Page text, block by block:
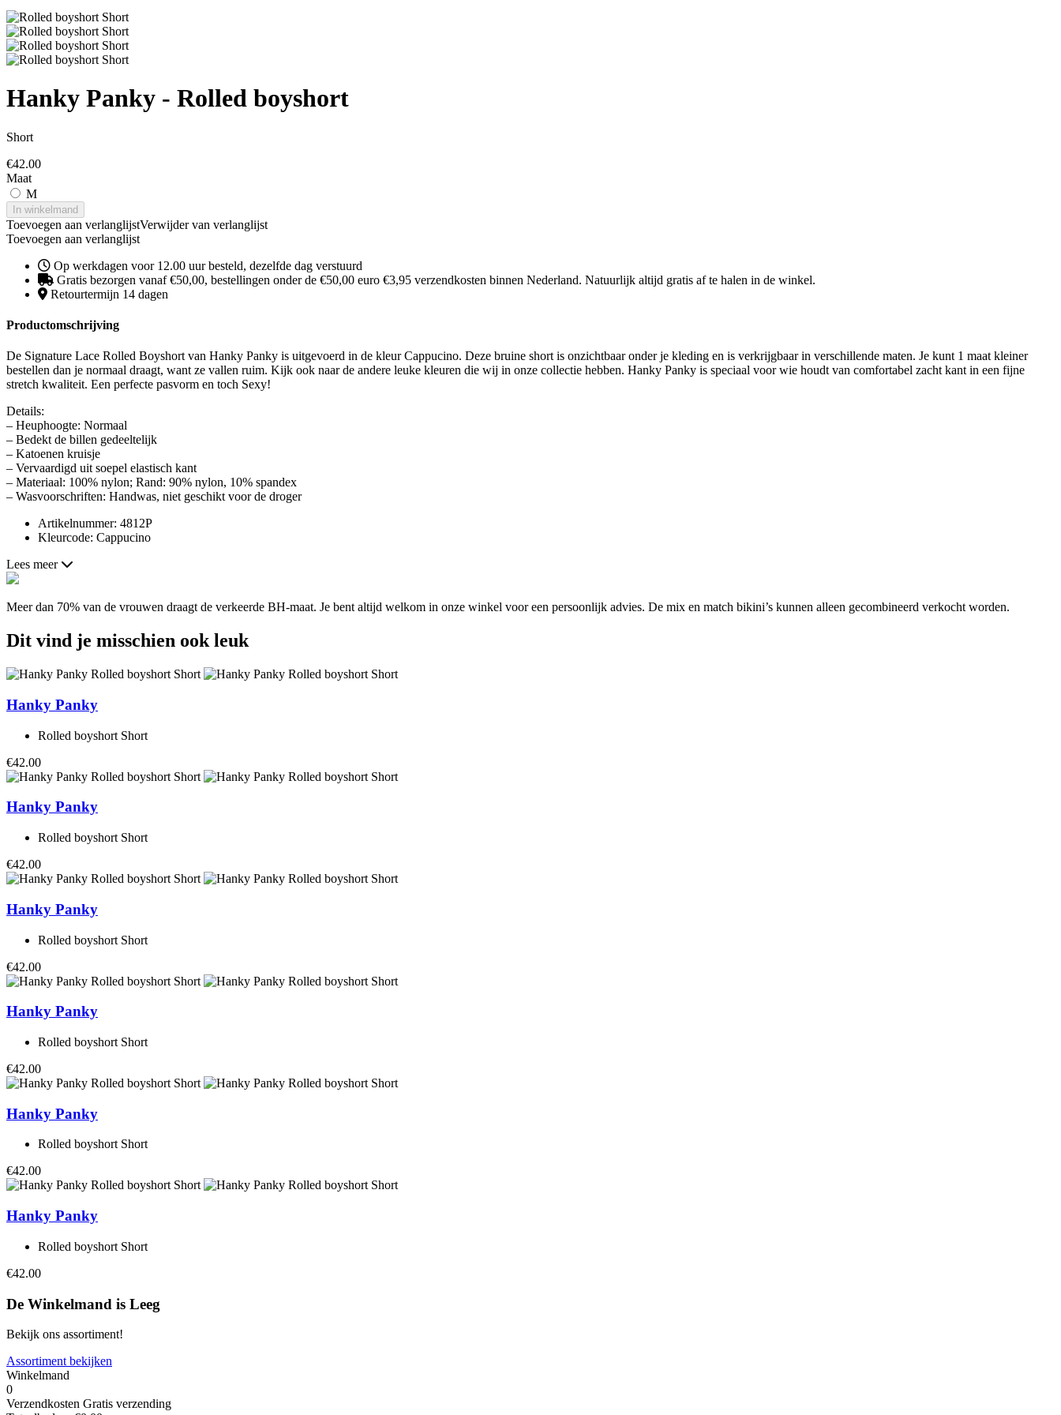
Hanky Panky - Rolled boyshort
Short
€42.00
Maat
M
In winkelmand
Toevoegen aan verlanglijstVerwijder van verlanglijst
Toevoegen aan verlanglijst
Op werkdagen voor 12.00 uur besteld, dezelfde dag verstuurd
Gratis bezorgen vanaf €50,00, bestellingen onder de €50,00 euro €3,95 verzendkosten binnen Nederland. Natuurlijk altijd gratis af te halen in de winkel.
Retourtermijn 14 dagen
Productomschrijving
De Signature Lace Rolled Boyshort van Hanky Panky is uitgevoerd in de kleur Cappucino. Deze bruine short is onzichtbaar onder je kleding en is verkrijgbaar in verschillende maten. Je kunt 1 maat kleiner
bestellen dan je normaal draagt, want ze vallen ruim. Kijk ook naar de andere leuke kleuren die wij in onze collectie hebben. Hanky Panky is speciaal voor wie houdt van comfortabel zacht kant in een fijne
stretch kwaliteit. Een perfecte pasvorm en toch Sexy!
Details:
– Heuphoogte: Normaal
– Bedekt de billen gedeeltelijk
– Katoenen kruisje
– Vervaardigd uit soepel elastisch kant
– Materiaal: 100% nylon; Rand: 90% nylon, 10% spandex
– Wasvoorschriften: Handwas, niet geschikt voor de droger
Artikelnummer: 4812P
Kleurcode: Cappucino
Lees meer
Meer dan 70% van de vrouwen draagt de verkeerde BH-maat. Je bent altijd welkom in onze winkel voor een persoonlijk advies. De mix en match bikini’s kunnen alleen gecombineerd verkocht worden.
Dit vind je misschien ook leuk
Hanky Panky
Rolled boyshort Short
€42.00
Hanky Panky
Rolled boyshort Short
€42.00
Hanky Panky
Rolled boyshort Short
€42.00
Hanky Panky
Rolled boyshort Short
€42.00
Hanky Panky
Rolled boyshort Short
€42.00
Hanky Panky
Rolled boyshort Short
€42.00
De Winkelmand is Leeg
Bekijk ons assortiment!
Assortiment bekijken
Winkelmand
0
Verzendkosten Gratis verzending